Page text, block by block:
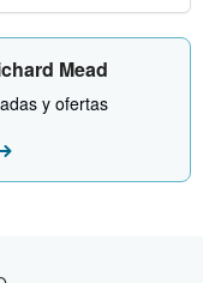
Mead
y ofertas